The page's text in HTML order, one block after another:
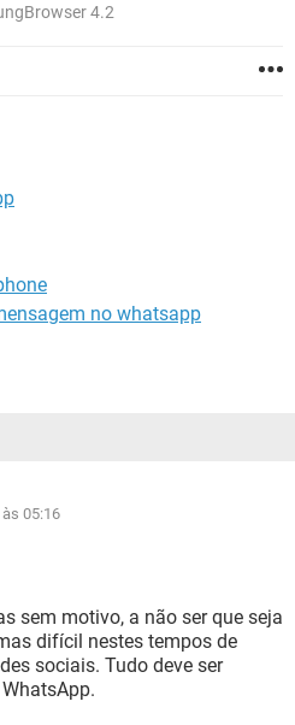
4.2
no whatsapp
05:16
sem motivo, a não ser que seja
difícil nestes tempos de
sociais. Tudo deve ser